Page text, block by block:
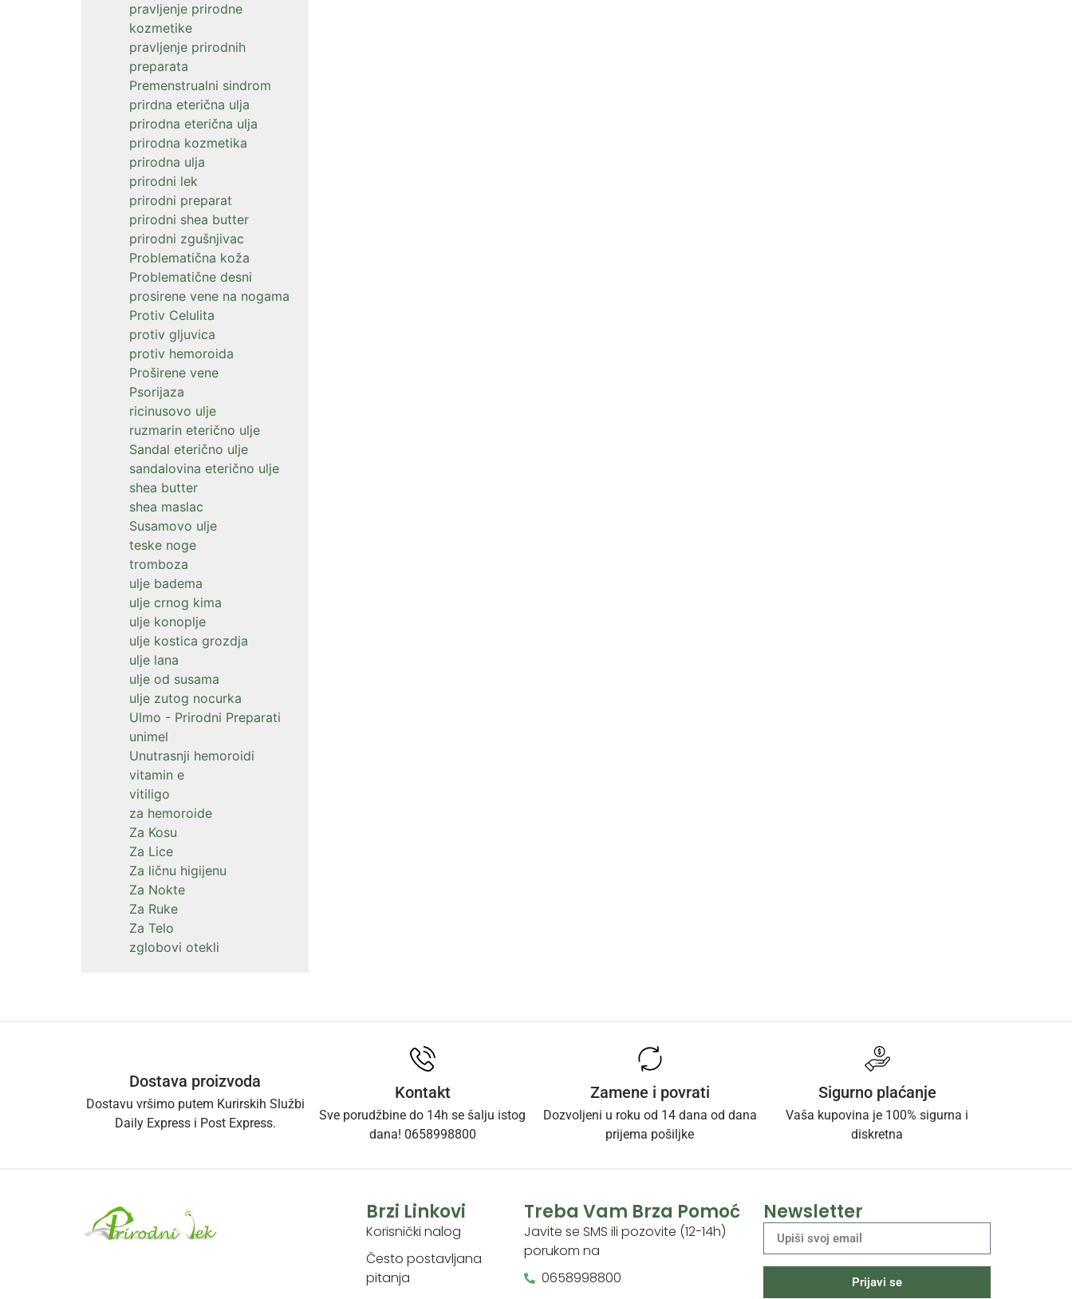
pravljenje prirodne
kozmetike
pravljenje prirodnih
preparata
Premenstrualni sindrom
prirdna eterična ulja
prirodna eterična ulja
prirodna kozmetika
prirodna ulja
prirodni lek
prirodni preparat
prirodni shea butter
prirodni zgušnjivac
Problematična koža
Problematične desni
prosirene vene na nogama
Protiv Celulita
protiv gljuvica
protiv hemoroida
Proširene vene
Psorijaza
ricinusovo ulje
ruzmarin eterično ulje
Sandal eterično ulje
sandalovina eterično ulje
shea butter
shea maslac
Susamovo ulje
teske noge
tromboza
ulje badema
ulje crnog kima
ulje konoplje
ulje kostica grozdja
ulje lana
ulje od susama
ulje zutog nocurka
Ulmo - Prirodni Preparati
unimel
Unutrasnji hemoroidi
vitamin e
vitiligo
za hemoroide
Za Kosu
Za Lice
Za ličnu higijenu
Za Nokte
Za Ruke
Za Telo
zglobovi otekli
Dostava proizvoda
Dostavu vršimo putem Kurirskih Službi
Daily Express i Post Express.
Kontakt
Sve porudžbine do 14h se šalju istog
dana! 0658998800
Zamene i povrati
Dozvoljeni u roku od 14 dana od dana
prijema pošiljke
Sigurno plaćanje
Vaša kupovina je 100% sigurna i
diskretna
Brzi Linkovi
Korisnički nalog
Često postavljana
pitanja
Treba Vam Brza Pomoć
Javite se SMS ili pozovite (12-14h)
porukom na
0658998800
Newsletter
Prijavi se